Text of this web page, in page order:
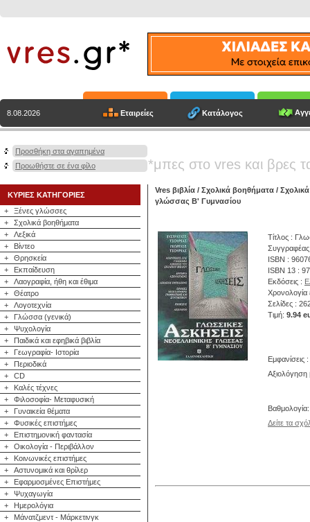
8.08.2026 Εταιρείες Κατάλογος
Προσθήκη στα αγαπημένα
Προωθήστε σε ένα φίλο
*μπες στο vres και βρες
ΚΥΡΙΕΣ ΚΑΤΗΓΟΡΙΕΣ
+
Ξένες γλώσσες
+
Σχολικά βοηθήματα
+
Λεξικά
+
Βίντεο
+
Θρησκεία
+
Εκπαίδευση
+
Λαογραφία, ήθη και έθιμα
+
Θέατρο
+
Λογοτεχνία
+
Γλώσσα (γενικά)
+
Ψυχολογία
+
Παιδικά και εφηβικά βιβλία
+
Γεωγραφία- Ιστορία
+
Περιοδικά
+
CD
+
Καλές τέχνες
+
Φιλοσοφία- Μεταφυσική
+
Γυναικεία θέματα
+
Φυσικές επιστήμες
+
Επιστημονική φαντασία
+
Οικολογία - Περιβάλλον
+
Κοινωνικές επιστήμες
+
Αστυνομικά και θρίλερ
+
Εφαρμοσμένες Επιστήμες
+
Ψυχαγωγία
+
Ημερολόγια
+
Μάνατζμεντ - Μάρκετινγκ
Vres βιβλία / Σχολικά βοηθήματα /
γλώσσας Β' Γυμνασίου
Τίτλος :
ISBN :
ISBN 13 :
Εκδόσεις :
Σελίδες :
Τιμή: 9.94
Εμφανίσεις
Αξιολόγηση
Δείτε τα